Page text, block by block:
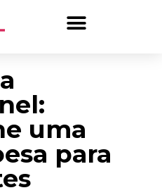
uma
para